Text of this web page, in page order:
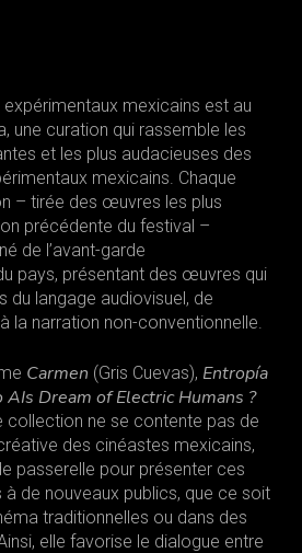
mexicains est au
une curation qui rassemble les
et les plus audacieuses des
mexicains. Chaque
– tirée des œuvres les plus
précédente du festival –
de l’avant-garde
pays, présentant des œuvres qui
du langage audiovisuel, de
la narration non-conventionnelle.
Carmen (Gris Cuevas), Entropía
AIs Dream of Electric Humans ?
collection ne se contente pas de
des cinéastes mexicains,
passerelle pour présenter ces
de nouveaux publics, que ce soit
traditionnelles ou dans des
elle favorise le dialogue entre